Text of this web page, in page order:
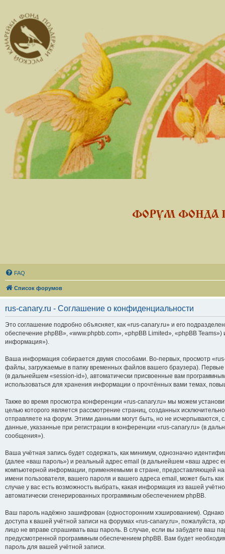
ФОРУМ ФОНДА
FAQ
Список форумов
rus-canary.ru - Соглашение о конфиденциальности
Это соглашение подробно объясняет, как «rus-canary.ru» и его
обеспечение phpBB», «www.phpbb.com», «phpBB Limited», «phpBB
информация»).
Ваша информация собирается двумя способами. Во-первых, просмотр
файлы, загружаемые в папку временных файлов вашего браузера).
(в дальнейшем «session-id»), автоматически присвоенные вам
использоваться для хранения информации о прочтённых вами темах,
Также во время просмотра конференции «rus-canary.ru» мы можем
целью которого является рассмотрение страниц, созданных
отправляете на форум. Этими данными могут быть, но не
данные, указанные при регистрации в конференции «rus-canary.ru» (в
сообщения»).
Ваша учётная запись будет содержать, как минимум, однозначно
(далее «ваш пароль») и реальный адрес email (в дальнейшем «ваш адрес
компьютерной информации, применяемыми в стране, предоставляющей
имени пользователя, вашего пароля и вашего адреса email, может быть
случае у вас есть возможность выбрать, какая информация из вашей
автоматически сгенерированных программным обеспечением phpBB.
Ваш пароль надёжно зашифрован (односторонним хэшированием). Однако
доступа к вашей учётной записи на форумах «rus-canary.ru», пожалуйста,
лицо не вправе спрашивать ваш пароль. В случае, если вы забудете ваш
предусмотренной программным обеспечением phpBB. Вам будет
пароль для вашей учётной записи.